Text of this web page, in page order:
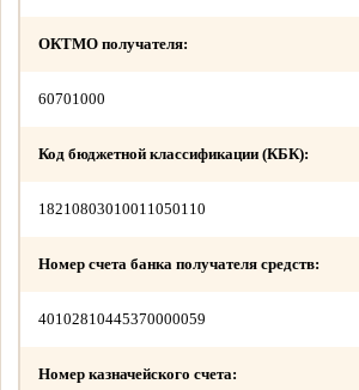
ОКТМО получателя:
60701000
Код бюджетной классификации (КБК):
18210803010011050110
Номер счета банка получателя средств:
40102810445370000059
Номер казначейского счета: